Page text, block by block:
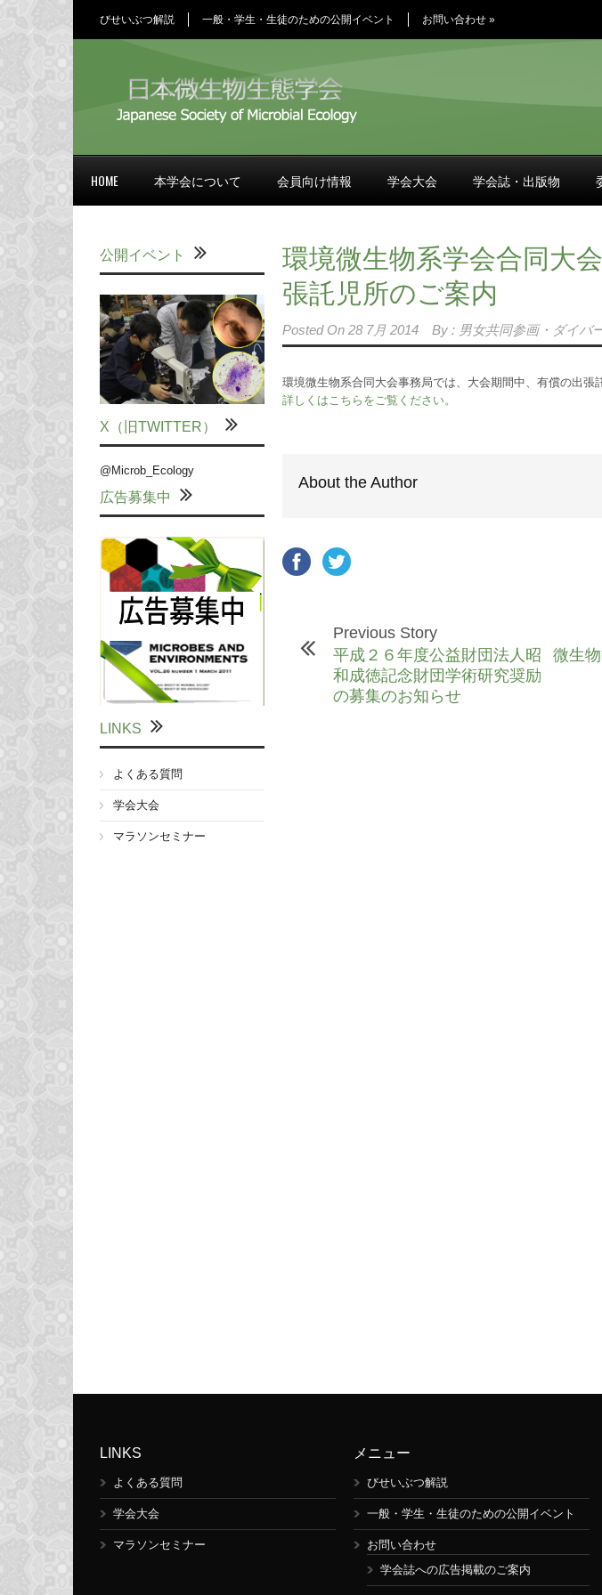
びせいぶつ解説 一般・学生・生徒のための公開イベント お問い合わせ »
HOME 本学会について 会員向け情報 学会大会 学会誌・出版物
環境微生物系学会合同大
張託児所のご案内
Posted On 28 7月 2014 By : 男女共同参画・ダイバ
環境微生物系合同大会事務局では、大会期間中、有償の出張
詳しくはこちらをご覧ください。
About the Author
Previous Story
平成２６年度公益財団法人昭
和成徳記念財団学術研究奨励
の募集のお知らせ
微生
公開イベント
X（旧TWITTER）
@Microb_Ecology
広告募集中
LINKS
よくある質問
学会大会
マラソンセミナー
LINKS
よくある質問
学会大会
マラソンセミナー
メニュー
びせいぶつ解説
一般・学生・生徒のための公開イベント
お問い合わせ
学会誌への広告掲載のご案内